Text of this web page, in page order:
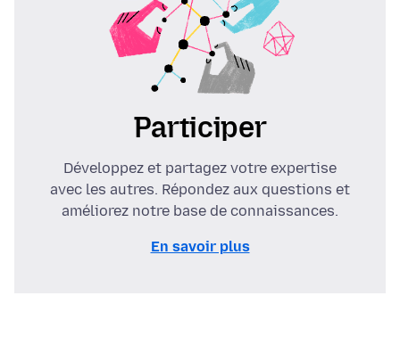
Participer
Développez et partagez votre expertise
avec les autres. Répondez aux questions et
améliorez notre base de connaissances.
En savoir plus